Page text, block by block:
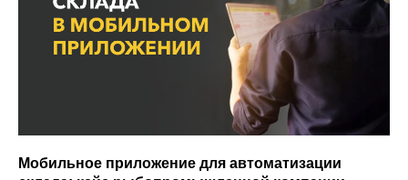
Мобильное приложение для автоматизации